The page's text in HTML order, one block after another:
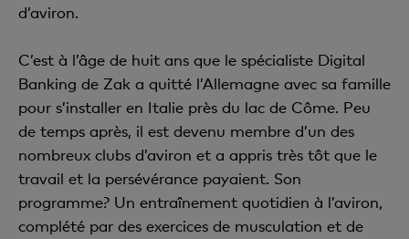
d’aviron.
C’est à l’âge de huit ans que le spécialiste Digital
Banking de Zak a quitté l’Allemagne avec sa famille
pour s’installer en Italie près du lac de Côme. Peu
de temps après, il est devenu membre d’un des
nombreux clubs d’aviron et a appris très tôt que le
travail et la persévérance payaient. Son
programme? Un entraînement quotidien à l’aviron,
complété par des exercices de musculation et de